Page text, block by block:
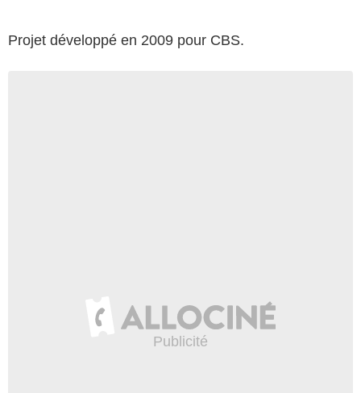
Projet développé en 2009 pour CBS.